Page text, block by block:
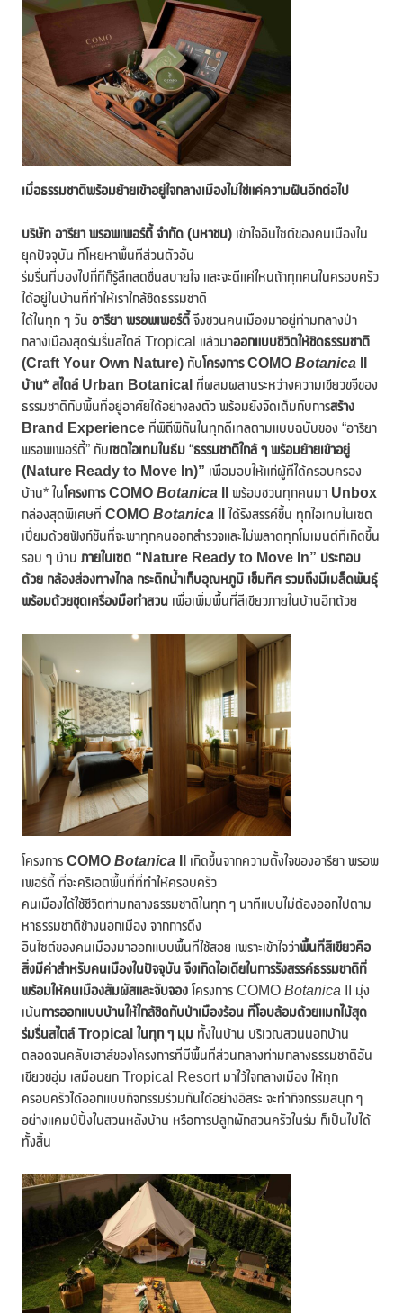
เมื่อธรรมชาติพร้อมย้ายเข้าอยู่ใจกลางเมืองไม่ใช่แค่ความฝันอีกต่อไป
บริษัท อารียา พรอพเพอร์ตี้ จำกัด (มหาชน) เข้าใจอินไซต์ของคนเมืองใน
ยุคปัจจุบัน ที่โหยหาพื้นที่ส่วนตัวอัน
ร่มรื่นที่มองไปกี่ทีก็รู้สึกสดชื่นสบายใจ และจะดีแค่ไหนถ้าทุกคนในครอบครัว
ได้อยู่ในบ้านที่ทำให้เราใกล้ชิดธรรมชาติ
ได้ในทุก ๆ วัน อารียา พรอพเพอร์ตี้ จึงชวนคนเมืองมาอยู่ท่ามกลางป่า
กลางเมืองสุดร่มรื่นสไตล์ Tropical แล้วมาออกแบบชีวิตให้ชิดธรรมชาติ
(Craft Your Own Nature) กับโครงการCOMO Botanica
บ้าน* สไตล์ Urban Botanical ที่ผสมผสานระหว่างความเขียวขจีของ
ธรรมชาติกับพื้นที่อยู่อาศัยได้อย่างลงตัว พร้อมยังจัดเต็มกับการสร้าง
Brand Experience ที่พิถีพิถันในทุกดีเทลตามแบบฉบับของ “อารียา
พรอพเพอร์ตี้” กับเซตไอเทมในธีม “ธรรมชาติใกล้ ๆ พร้อมย้ายเข้าอยู่
(Nature Ready to Move In)” เพื่อมอบให้แก่ผู้ที่ได้ครอบครอง
บ้าน* ในโครงการCOMO Botanica พร้อมชวนทุกคนมา Unbox
กล่องสุดพิเศษที่ COMO Botanica
ได้รังสรรค์ขึ้น ทุกไอเทมในเซต
เปี่ยมด้วยฟังก์ชันที่จะพาทุกคนออกสำรวจและไม่พลาดทุกโมเมนต์ที่เกิดขึ้น
รอบ ๆ บ้าน ภายในเซต “Nature Ready to Move In” ประกอบ
ด้วย กล้องส่องทางไกล กระติกน้ำเก็บอุณหภูมิ เข็มทิศ รวมถึงมีเมล็ดพันธุ์
พร้อมด้วยชุดเครื่องมือทำสวน เพื่อเพิ่มพื้นที่สีเขียวภายในบ้านอีกด้วย
โครงการ COMO Botanica
เกิดขึ้นจากความตั้งใจของอารียา พรอพ
เพอร์ตี้ ที่จะครีเอตพื้นที่ที่ทำให้ครอบครัว
คนเมืองได้ใช้ชีวิตท่ามกลางธรรมชาติในทุก ๆ นาทีแบบไม่ต้องออกไปตาม
หาธรรมชาติข้างนอกเมือง จากการดึง
อินไซต์ของคนเมืองมาออกแบบพื้นที่ใช้สอย เพราะเข้าใจว่าพื้นที่สีเขียวคือ
สิ่งมีค่าสำหรับคนเมืองในปัจจุบัน จึงเกิดไอเดียในการรังสรรค์ธรรมชาติที่
พร้อมให้คนเมืองสัมผัสและจับจอง โครงการ COMO Botanica II มุ่ง
เน้นการออกแบบบ้านให้ใกล้ชิดกับป่าเมืองร้อน ที่โอบล้อมด้วยแมกไม้สุด
ร่มรื่นสไตล์Tropical ในทุก ๆ มุม ทั้งในบ้าน บริเวณสวนนอกบ้าน
ตลอดจนคลับเฮาส์ของโครงการที่มีพื้นที่ส่วนกลางท่ามกลางธรรมชาติอัน
เขียวชอุ่ม เสมือนยก Tropical Resort มาไว้ใจกลางเมือง ให้ทุก
ครอบครัวได้ออกแบบกิจกรรมร่วมกันได้อย่างอิสระ จะทำกิจกรรมสนุก ๆ
อย่างแคมป์ปิ้งในสวนหลังบ้าน หรือการปลูกผักสวนครัวในร่ม ก็เป็นไปได้
ทั้งสิ้น